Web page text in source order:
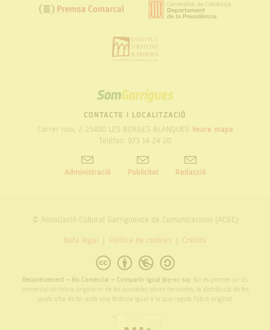
SOM
GARRIGUES
CONTACTE I LOCALITZACIÓ
Carrer nou, 2 25400 LES BORGES BLANQUES Veure mapa
Telèfon: 973 14 24 20
Administració Publicitat Redacció
© Associació Cultural Garriguenca de Comunicacions (ACGC)
Nota legal Politica de cookies Crèdits
Reconeixement – No Comercial – Compartir Igual (by-nc-sa): No es permet un ús
comercial de l’obra original ni de les possibles obres derivades, la distribució de les
quals s’ha de fer amb una llicència igual a la que regula l’obra original.